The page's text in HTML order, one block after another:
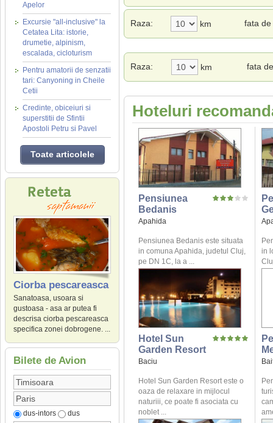
Apelor
Excursie "all-inclusive" la
Cetatea Lita: istorie,
drumetie, alpinism,
escalada, cicloturism
Pentru amatorii de senzatii
tari: Canyoning in Cheile
Cetii
Credinte, obiceiuri si
superstitii de Sfintii
Apostoli Petru si Pavel
Toate articolele
Ciorba pescareasca
Sanatoasa, usoara si
gustoasa - asa ar putea fi
descrisa ciorba pescareasca
specifica zonei dobrogene. ...
Bilete de Avion
dus-intors dus
Raza: km fata de
Raza: km fata
Hoteluri
Pensiunea
Bedanis
Apahida
Pensiunea Bedanis este situata
in comuna Apahida, judetul Cluj,
pe DN 1C, la a ...
in
Hotel Sun
Garden Resort
Baciu
Hotel Sun Garden Resort este o
oaza de relaxare in mijlocul
naturiii, ce poate fi asociata cu
noblet ...